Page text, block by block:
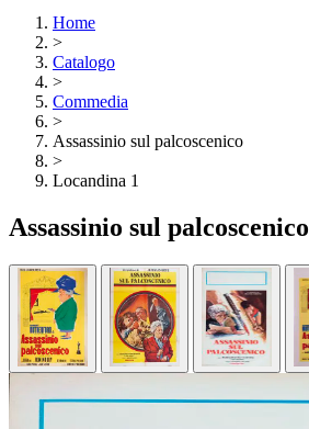
Home
>
Catalogo
>
Commedia
>
Assassinio sul palcoscenico
>
Locandina 1
Assassinio sul palcoscenico